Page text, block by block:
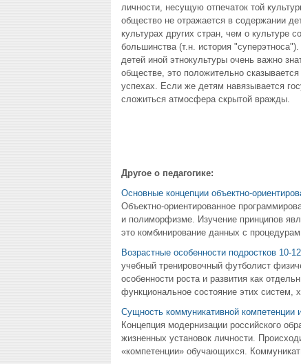
личности, несущую отпечаток той
общество не отражается в содержании
культурах других стран, чем о культуре
большинства (т.н. история
детей иной этнокультуры очень важно
обществе, это положительно
успехах. Если же детям навязывается
сложиться атмосфера скрытой вражды.
Другое о педагогике:
Основные концепции объектно-
Объектно-ориентированное
и полиморфизме. Изучение принципов
это комбинирование данных с
Возрастные особенности подростков 10-
учебный тренировочный футболист
особенности роста и развития как
функциональное состояние этих
Сущность коммуникативной компетенции
Концепция модернизации российского
жизненных установок личности.
«компетенции» обучающихся.